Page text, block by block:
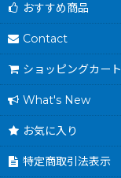
おすすめ商品
Contact
ショッピングカート
What's New
お気に入り
特定商取引法表示